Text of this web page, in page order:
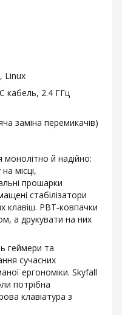
Linux
кабель, 2.4 ГГц
заміна перемикачів)
монолітно й надійно:
місці,
прошарки
стабілізатори
клавіш. PBT‑ковпачки
а друкувати на них
геймери та
сучасних
ергономіки. Skyfall
потрібна
клавіатура з